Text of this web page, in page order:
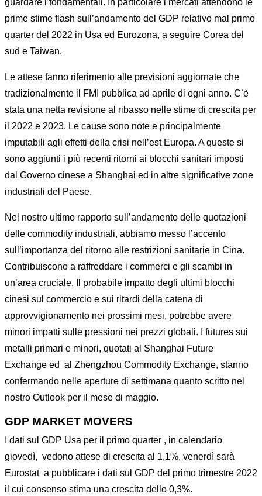
guardare i fondamentali. In particolare i mercati attendono le
prime stime flash sull’andamento del GDP relativo mal primo
quarter del 2022 in Usa ed Eurozona, a seguire Corea del
sud e Taiwan.
Le attese fanno riferimento alle previsioni aggiornate che
tradizionalmente il FMI pubblica ad aprile di ogni anno. C’è
stata una netta revisione al ribasso nelle stime di crescita per
il 2022 e 2023. Le cause sono note e principalmente
imputabili agli effetti della crisi nell’est Europa. A queste si
sono aggiunti i più recenti ritorni ai blocchi sanitari imposti
dal Governo cinese a Shanghai ed in altre significative zone
industriali del Paese.
Nel nostro ultimo rapporto sull’andamento delle quotazioni
delle commodity industriali, abbiamo messo l’accento
sull’importanza del ritorno alle restrizioni sanitarie in Cina.
Contribuiscono a raffreddare i commerci e gli scambi in
un’area cruciale. Il probabile impatto degli ultimi blocchi
cinesi sul commercio e sui ritardi della catena di
approvvigionamento nei prossimi mesi, potrebbe avere
minori impatti sulle pressioni nei prezzi globali. I futures sui
metalli primari e minori, quotati al Shanghai Future
Exchange ed al Zhengzhou Commodity Exchange, stanno
confermando nelle aperture di settimana quanto scritto nel
nostro Outlook per il mese di maggio.
GDP MARKET MOVERS
I dati sul GDP Usa per il primo quarter , in calendario
giovedì, vedono attese di crescita al 1,1%, venerdì sarà
Eurostat a pubblicare i dati sul GDP del primo trimestre 2022
il cui consenso stima una crescita dello 0,3%.